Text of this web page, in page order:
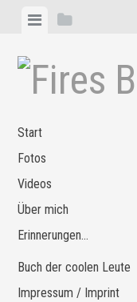
Zum
springen
Menü
Start
Fotos
Videos
Über mich
Erinnerungen…
Buch der coolen Leute
Impressum / Imprint